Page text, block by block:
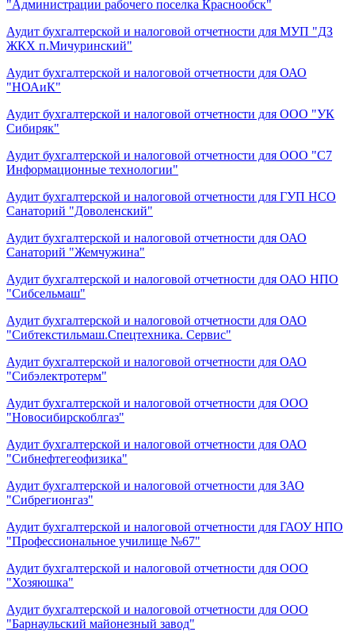
"Администрации рабочего поселка Краснообск"
Аудит бухгалтерской и налоговой отчетности для МУП "ДЗ
ЖКХ п.Мичуринский"
Аудит бухгалтерской и налоговой отчетности для ОАО
"НОАиК"
Аудит бухгалтерской и налоговой отчетности для ООО "УК
Сибиряк"
Аудит бухгалтерской и налоговой отчетности для ООО "С7
Информационные технологии"
Аудит бухгалтерской и налоговой отчетности для ГУП НСО
Санаторий "Доволенский"
Аудит бухгалтерской и налоговой отчетности для ОАО
Санаторий "Жемчужина"
Аудит бухгалтерской и налоговой отчетности для ОАО НПО
"Сибсельмаш"
Аудит бухгалтерской и налоговой отчетности для ОАО
"Сибтекстильмаш.Спецтехника. Сервис"
Аудит бухгалтерской и налоговой отчетности для ОАО
"Сибэлектротерм"
Аудит бухгалтерской и налоговой отчетности для ООО
"Новосибирскоблгаз"
Аудит бухгалтерской и налоговой отчетности для ОАО
"Сибнефтегеофизика"
Аудит бухгалтерской и налоговой отчетности для ЗАО
"Сибрегионгаз"
Аудит бухгалтерской и налоговой отчетности для ГАОУ НПО
"Профессиональное училище №67"
Аудит бухгалтерской и налоговой отчетности для ООО
"Хозяюшка"
Аудит бухгалтерской и налоговой отчетности для ООО
"Барнаульский майонезный завод"